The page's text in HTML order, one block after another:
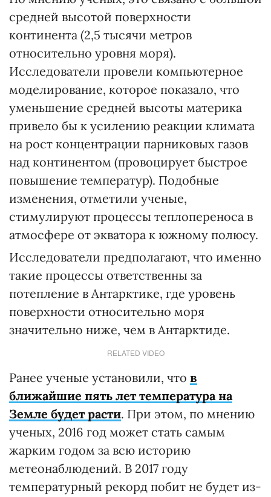
средней высотой поверхности
континента (2,5 тысячи метров
относительно уровня моря).
Исследователи провели компьютерное
моделирование, которое показало, что
уменьшение средней высоты материка
привело бы к усилению реакции климата
на рост концентрации парниковых газов
над континентом (провоцирует быстрое
повышение температур). Подобные
изменения, отметили ученые,
стимулируют процессы теплопереноса в
атмосфере от экватора к южному полюсу.
Исследователи предполагают, что именно
такие процессы ответственны за
потепление в Антарктике, где уровень
поверхности относительно моря
значительно ниже, чем в Антарктиде.
RELATED VIDEO
Ранее ученые установили, что в
ближайшие пять лет температура на
Земле будет расти. При этом, по мнению
ученых, 2016 год может стать самым
жарким годом за всю историю
метеонаблюдений. В 2017 году
температурный рекорд побит не будет из-